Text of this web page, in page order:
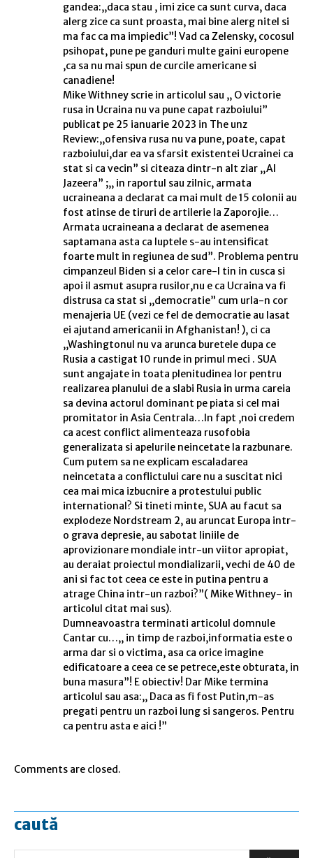
gandea:,,daca stau , imi zice ca sunt curva, daca
alerg zice ca sunt proasta, mai bine alerg nitel si
ma fac ca ma impiedic”! Vad ca Zelensky, cocosul
psihopat, pune pe ganduri multe gaini europene
,ca sa nu mai spun de curcile americane si
canadiene!
Mike Withney scrie in articolul sau ,, O victorie
rusa in Ucraina nu va pune capat razboiului”
publicat pe 25 ianuarie 2023 in The unz
Review:,,ofensiva rusa nu va pune, poate, capat
razboiului,dar ea va sfarsit existentei Ucrainei ca
stat si ca vecin” si citeaza dintr-n alt ziar ,,Al
Jazeera” ;,, in raportul sau zilnic, armata
ucraineana a declarat ca mai mult de 15 colonii au
fost atinse de tiruri de artilerie la Zaporojie…
Armata ucraineana a declarat de asemenea
saptamana asta ca luptele s-au intensificat
foarte mult in regiunea de sud”. Problema pentru
cimpanzeul Biden si a celor care-l tin in cusca si
apoi il asmut asupra rusilor,nu e ca Ucraina va fi
distrusa ca stat si ,,democratie” cum urla-n cor
menajeria UE (vezi ce fel de democratie au lasat
ei ajutand americanii in Afghanistan! ), ci ca
,,Washingtonul nu va arunca buretele dupa ce
Rusia a castigat 10 runde in primul meci . SUA
sunt angajate in toata plenitudinea lor pentru
realizarea planului de a slabi Rusia in urma careia
sa devina actorul dominant pe piata si cel mai
promitator in Asia Centrala…In fapt ,noi credem
ca acest conflict alimenteaza rusofobia
generalizata si apelurile neincetate la razbunare.
Cum putem sa ne explicam escaladarea
neincetata a conflictului care nu a suscitat nici
cea mai mica izbucnire a protestului public
international? Si tineti minte, SUA au facut sa
explodeze Nordstream 2, au aruncat Europa intr-
o grava depresie, au sabotat liniile de
aprovizionare mondiale intr-un viitor apropiat,
au deraiat proiectul mondializarii, vechi de 40 de
ani si fac tot ceea ce este in putina pentru a
atrage China intr-un razboi?”( Mike Withney- in
articolul citat mai sus).
Dumneavoastra terminati articolul domnule
Cantar cu…,, in timp de razboi,informatia este o
arma dar si o victima, asa ca orice imagine
edificatoare a ceea ce se petrece,este obturata, in
buna masura”! E obiectiv! Dar Mike termina
articolul sau asa:,, Daca as fi fost Putin,m-as
pregati pentru un razboi lung si sangeros. Pentru
ca pentru asta e aici !”
Comments are closed.
caută